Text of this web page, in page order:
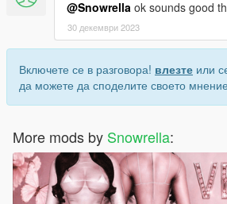
@Snowrella ok sounds good
30 декември 2023
Включете се в разговора! влезте или
да можете да споделите своето
More mods by Snowrella: